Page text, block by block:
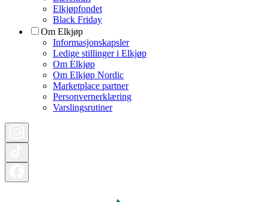
Elkjøpfondet
Black Friday
Om Elkjøp
Informasjonskapsler
Ledige stillinger i Elkjøp
Om Elkjøp
Om Elkjøp Nordic
Marketplace partner
Personvernerklæring
Varslingsrutiner